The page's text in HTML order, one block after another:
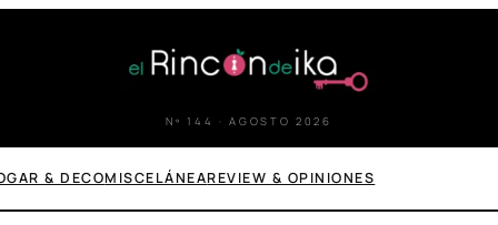
Nº 144 · AGOSTO 2026
& DECOMISCELÁNEAREVIEW & OPINIONES